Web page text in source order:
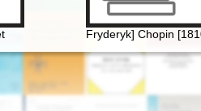
Aspekty historyczne,
Fryderyk] Chopin